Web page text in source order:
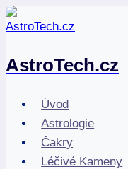
Přeskočit
na
AstroTech.cz
Úvod
Astrologie
Čakry
Léčivé Kameny